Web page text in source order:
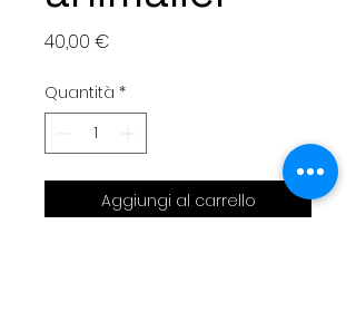
40,00 €
Quantità *
Aggiungi al carrello